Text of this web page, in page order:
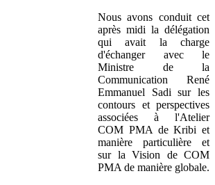
Nous avons conduit cet
après midi la délégation
qui avait la charge
d'échanger avec le
Ministre de la
Communication René
Emmanuel Sadi sur les
contours et perspectives
associées à l'Atelier
COM PMA de Kribi et
manière particulière et
sur la Vision de COM
PMA de manière globale.